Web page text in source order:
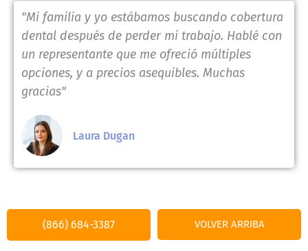
"Mi familia y yo estábamos buscando cobertura
dental después de perder mi trabajo. Hablé con
un representante que me ofreció múltiples
opciones, y a precios asequibles. Muchas
gracias"
Laura Dugan
(866) 684-3387 VOLVER ARRIBA